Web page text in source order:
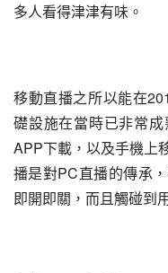
多人看得津津有味。
移動直播之所以能在
礎設施在當時已非常
APP下載，以及手機上
播是對PC直播的傳承
即開即關，而且觸碰到